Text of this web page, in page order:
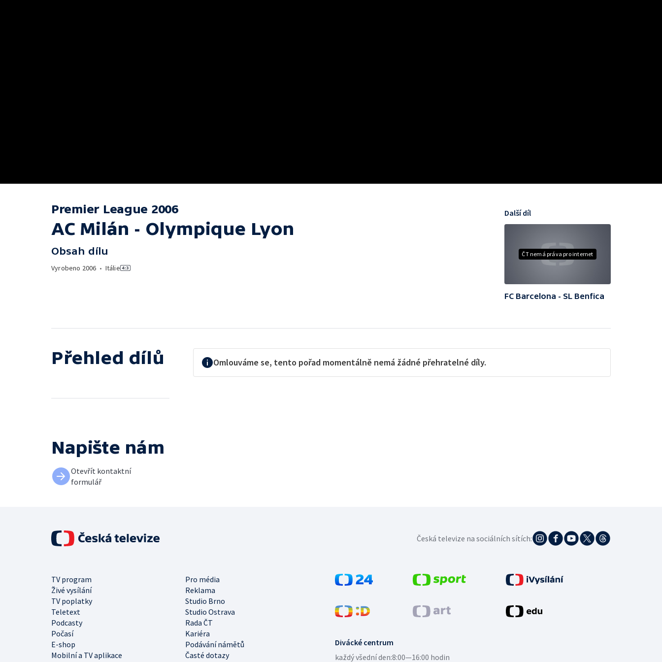
Premier League 2006
AC Milán - Olympique Lyon
Obsah dílu
Vyrobeno 2006 • Itálie
ČT nemá práva pro internet
Další díl
FC Barcelona - SL Benfica
Přehled dílů Omlouváme se, tento pořad momentálně nemá žádné přehratelné díly.
Napište nám
Otevřít kontaktní
formulář
Divácké centrum
každý všední den:8:00—16:00 hodin
TV program
Pro média
Živé vysílání
Reklama
TV poplatky
Studio Brno
Teletext
Studio Ostrava
Podcasty
Rada ČT
Počasí
Kariéra
E-shop
Podávání námětů
Mobilní a TV aplikace
Časté dotazy
Česká televize na sociálních sítích: